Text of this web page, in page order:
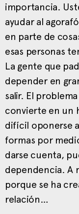
importancia.
ayudar al
en parte de
esas personas
La gente que
depender en
salir. El
convierte en un
difícil oponerse
formas por
darse cuenta,
dependencia. A
porque se ha
relación…